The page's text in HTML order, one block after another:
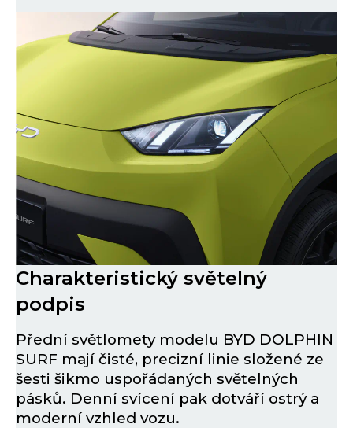
Charakteristický světelný
podpis
Přední světlomety modelu BYD DOLPHIN
SURF mají čisté, precizní linie složené ze
šesti šikmo uspořádaných světelných
pásků. Denní svícení pak dotváří ostrý a
moderní vzhled vozu.